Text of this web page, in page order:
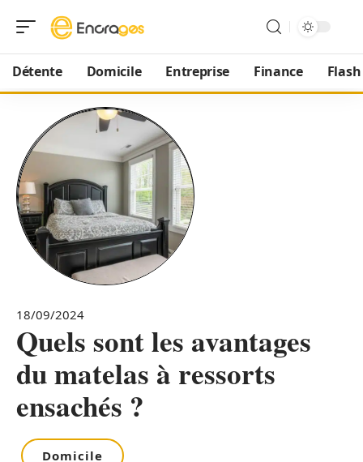
Détente Domicile Entreprise Finance
18/09/2024
Quels sont les avantages
du matelas à ressorts
ensachés ?
Domicile